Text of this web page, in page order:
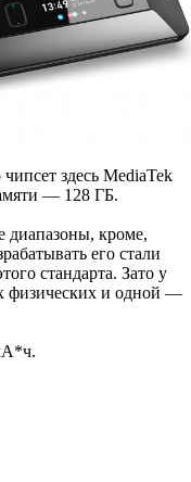
здесь MediaTek
— 128 ГБ.
диапазоны, кроме,
его стали
стандарта. Зато у
физических и одной —